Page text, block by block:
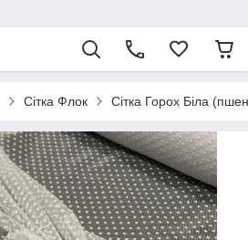
Сітка Флок Сітка Горох Біла